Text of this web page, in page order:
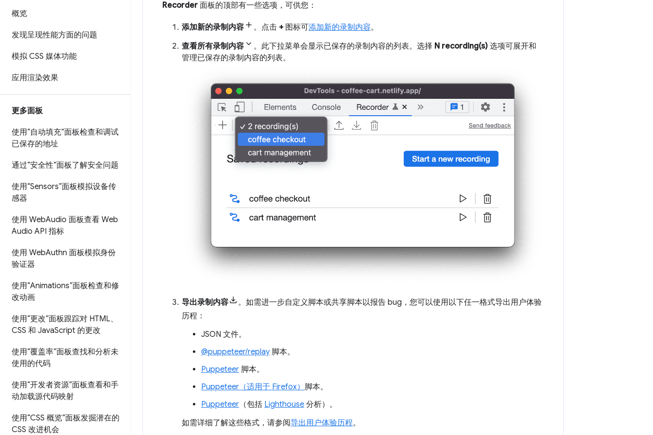
概览
发现呈现性能方面的问题
模拟 CSS 媒体功能
应用渲染效果
更多面板
使用“自动填充”面板检查和调试
已保存的地址
通过“安全性”面板了解安全问题
使用“Sensors”面板模拟设备传
感器
使用 WebAudio 面板查看 Web
Audio API 指标
使用 WebAuthn 面板模拟身份
验证器
使用“Animations”面板检查和修
改动画
使用“更改”面板跟踪对 HTML、
CSS 和 JavaScript 的更改
使用“覆盖率”面板查找和分析未
使用的代码
使用“开发者资源”面板查看和手
动加载源代码映射
使用“CSS 概览”面板发掘潜在的
CSS 改进机会
Recorder 面板的顶部有一些选项，可供您：
添加新的录制内容 。点击 +图标可添加新的录制内容。
查看所有录制内容
。此下拉菜单会显示已保存的录制内容的列表。选择 N recording(s) 选项可展开和
管理已保存的录制内容的列表。
导出录制内容
。如需进一步自定义脚本或共享脚本以报告 bug，您可以使用以下任一格式导出用户体验
历程：
JSON 文件。
@puppeteer/replay 脚本。
Puppeteer 脚本。
Puppeteer（适用于 Firefox） 脚本。
Puppeteer （包括 Lighthouse 分析）。
如需详细了解这些格式，请参阅导出用户体验历程。